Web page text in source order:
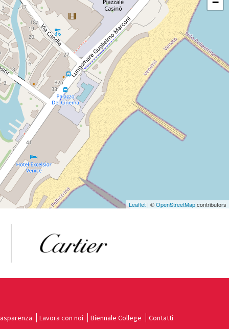
Leaflet | ©OpenStreetMapcontributors
Lavora con noi Biennale College Contatti